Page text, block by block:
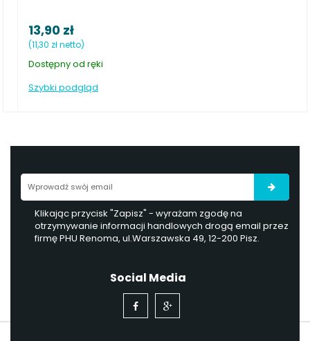
od ręki
Klikając przycisk "Zapisz" - wyrażam zgodę na
otrzymywanie informacji handlowych drogą email przez
firmę PHU Renoma, ul.Warszawska 49, 12-200 Pisz.
Social Media